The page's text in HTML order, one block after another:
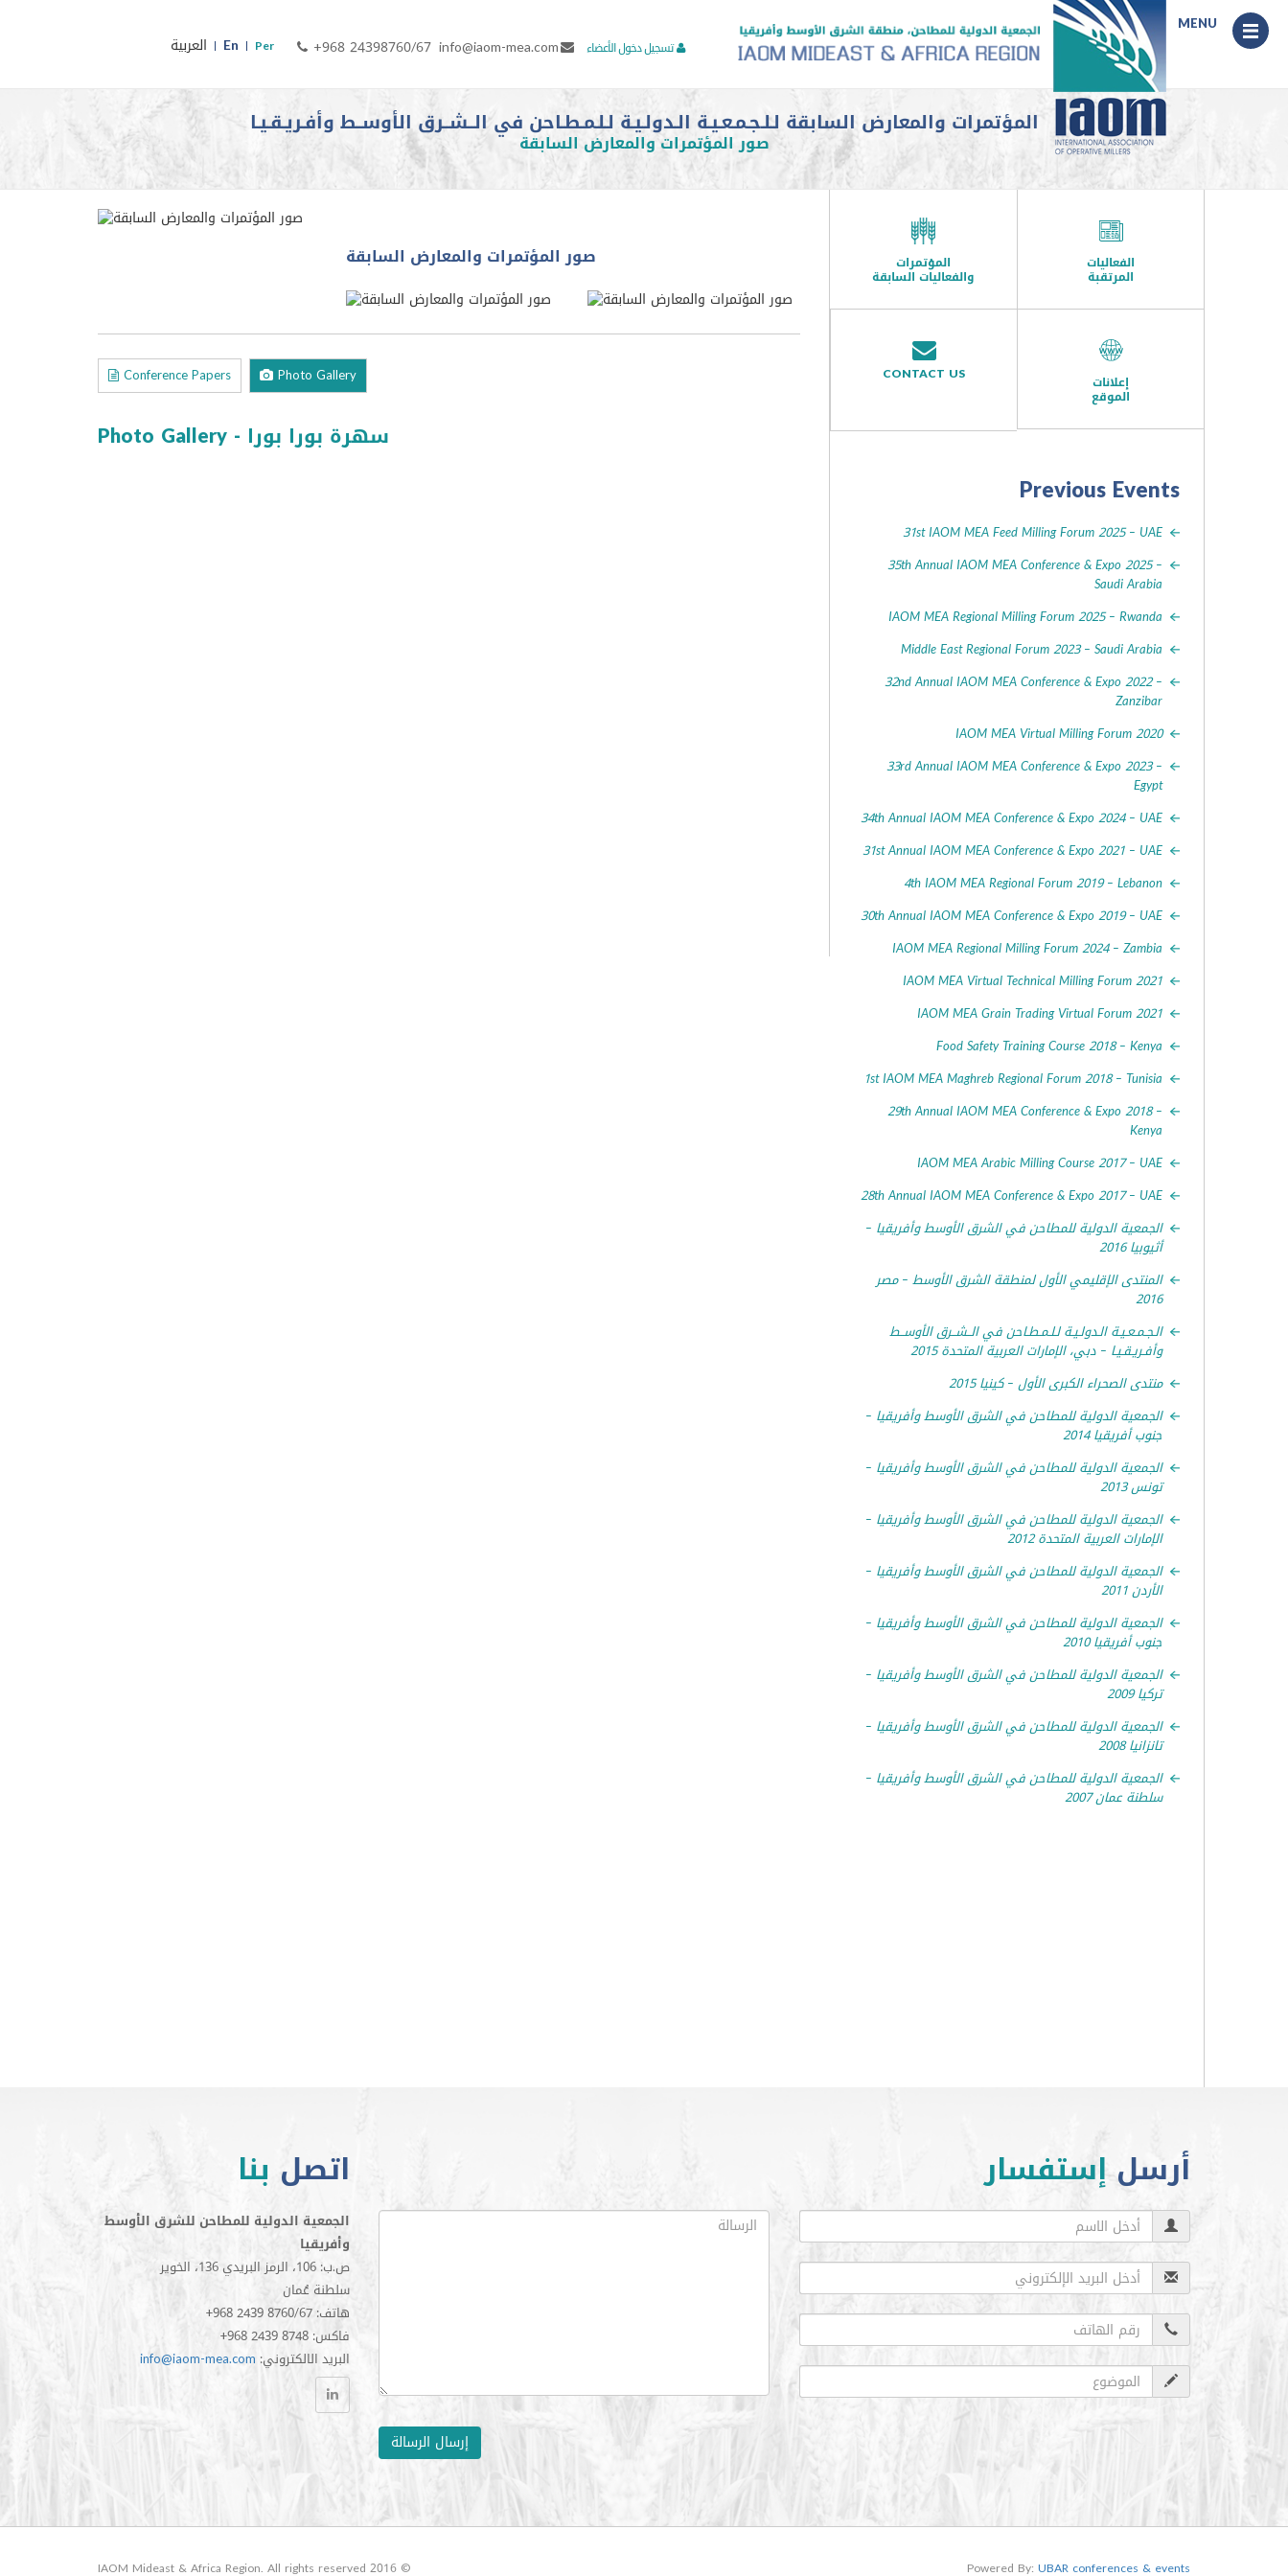
تسجيل دخول الأعضاء info@iaom-mea.com
+968 24398760/67 العربية En Per
المؤتمرات والمعارض السابقة لـلـجـمـعـيـة الـدولـيـة لـلـمـطـاحن في الــشــرق الأوســط وأفـريـقـيـا
صور المؤتمرات والمعارض السابقة
صور المؤتمرات والمعارض السابقة
Conference Papers Photo Gallery
Photo Gallery - سهرة بورا بورا
الفعاليات
المرتقبة
المؤتمرات
والفعاليات السابقة
إعلانات
الموقع
CONTACT US
Previous Events
31st IAOM MEA Feed Milling Forum 2025 – UAE
35th Annual IAOM MEA Conference & Expo 2025 –
Saudi Arabia
IAOM MEA Regional Milling Forum 2025 – Rwanda
Middle East Regional Forum 2023 – Saudi Arabia
32nd Annual IAOM MEA Conference & Expo 2022 –
Zanzibar
IAOM MEA Virtual Milling Forum 2020
33rd Annual IAOM MEA Conference & Expo 2023 –
Egypt
34th Annual IAOM MEA Conference & Expo 2024 – UAE
31st Annual IAOM MEA Conference & Expo 2021 – UAE
4th IAOM MEA Regional Forum 2019 – Lebanon
30th Annual IAOM MEA Conference & Expo 2019 – UAE
IAOM MEA Regional Milling Forum 2024 – Zambia
IAOM MEA Virtual Technical Milling Forum 2021
IAOM MEA Grain Trading Virtual Forum 2021
Food Safety Training Course 2018 – Kenya
1st IAOM MEA Maghreb Regional Forum 2018 – Tunisia
29th Annual IAOM MEA Conference & Expo 2018 –
Kenya
IAOM MEA Arabic Milling Course 2017 – UAE
28th Annual IAOM MEA Conference & Expo 2017 – UAE
الجمعية الدولية للمطاحن في الشرق الأوسط وأفريقيا –
أثيوبيا 2016
المنتدى الإقليمي الأول لمنطقة الشرق الأوسط – مصر
2016
الـجـمـعـيـة الـدولـيـة لـلـمـطـاحن في الــشــرق الأوســط
وأفـريـقـيـا – دبي، الإمارات العربية المتحدة 2015
منتدى الصحراء الكبرى الأول – كينيا 2015
الجمعية الدولية للمطاحن في الشرق الأوسط وأفريقيا –
جنوب أفريقيا 2014
الجمعية الدولية للمطاحن في الشرق الأوسط وأفريقيا –
تونس 2013
الجمعية الدولية للمطاحن في الشرق الأوسط وأفريقيا –
الإمارات العربية المتحدة 2012
الجمعية الدولية للمطاحن في الشرق الأوسط وأفريقيا –
الأردن 2011
الجمعية الدولية للمطاحن في الشرق الأوسط وأفريقيا –
جنوب أفريقيا 2010
الجمعية الدولية للمطاحن في الشرق الأوسط وأفريقيا –
تركيا 2009
الجمعية الدولية للمطاحن في الشرق الأوسط وأفريقيا –
تانزانيا 2008
الجمعية الدولية للمطاحن في الشرق الأوسط وأفريقيا –
سلطنة عمان 2007
أرسلإستفسار
إرسال الرسالة
اتصل بنا
الجمعية الدولية للمطاحن للشرق الأوسط
وأفريقيا
ص.ب: 106، الرمز البريدي 136، الخوير
سلطنة عُمان
+968 2439 8760/67 :هاتف
+968 2439 8748 :فاكس
info@iaom-mea.com :البريد الالكتروني
© 2016 IAOM Mideast & Africa Region. All rights reserved Powered By: UBAR conferences & events
MENU
Menu